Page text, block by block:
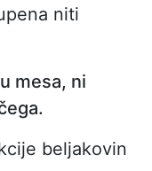
niti
mesa, ni
beljakovin